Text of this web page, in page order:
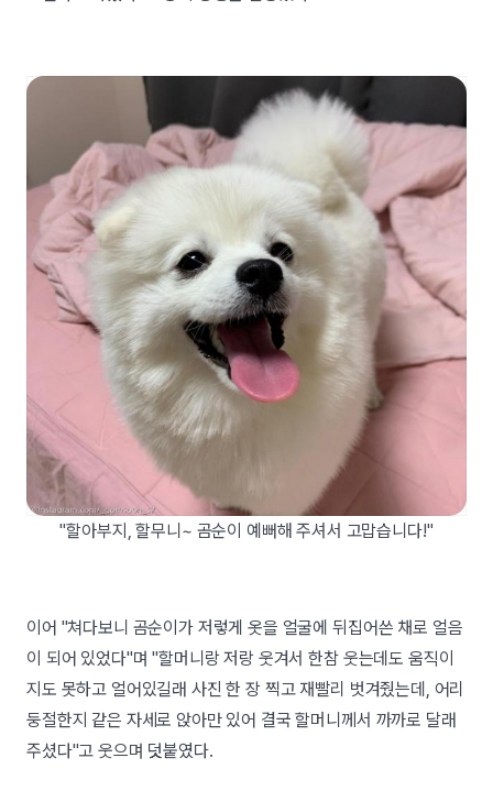
"할아부지, 할무니~ 곰순이 예뻐해 주셔서 고맙습니다!"
이어 "쳐다보니 곰순이가 저렇게 옷을 얼굴에 뒤집어쓴 채로 얼음
이 되어 있었다"며 "할머니랑 저랑 웃겨서 한참 웃는데도 움직이
지도 못하고 얼어있길래 사진 한 장 찍고 재빨리 벗겨줬는데, 어리
둥절한지 같은 자세로 앉아만 있어 결국 할머니께서 까까로 달래
주셨다"고 웃으며 덧붙였다.